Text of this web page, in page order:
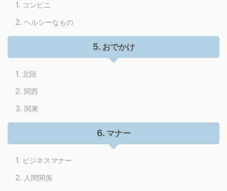
コンビニ
ヘルシーなもの
おでかけ
北陸
関西
関東
マナー
ビジネスマナー
人間関係